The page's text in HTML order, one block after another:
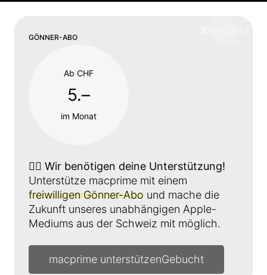
GÖNNER-ABO
Ab CHF
5.–
im Monat
👉🏼 Wir benötigen deine Unterstützung!
Unterstütze macprime mit einem
freiwilligen Gönner-Abo und mache die
Zukunft unseres unabhängigen Apple-
Mediums aus der Schweiz mit möglich.
macprime unterstützen